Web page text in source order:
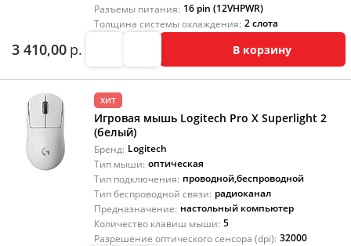
Разъемы питания: 16 pin (12VHPWR)
Толщина системы охлаждения: 2 слота
3 410,00 р. В корзину
ХИТ
Игровая мышь Logitech Pro X Superlight 2
(белый)
Бренд: Logitech
Тип мыши: оптическая
Тип подключения: проводной,беспроводной
Тип беспроводной связи: радиоканал
Предназначение: настольный компьютер
Количество клавиш мыши: 5
Разрешение оптического сенсора (dpi): 32000